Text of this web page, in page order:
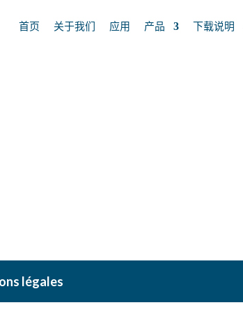
首页 关于我们 应用 产品 下载说明
légales